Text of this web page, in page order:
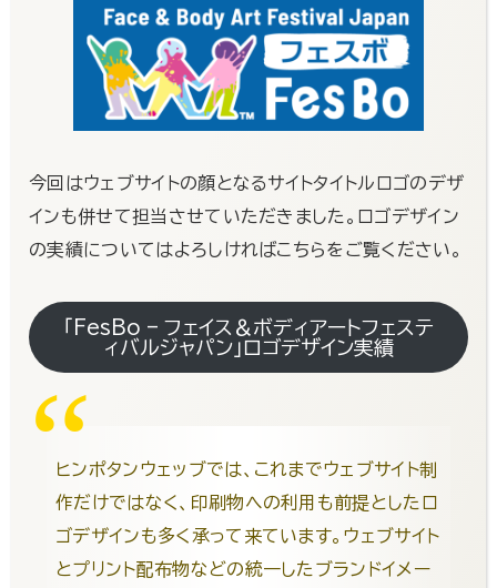
今回はウェブサイトの顔となるサイトタイトルロゴのデザ
インも併せて担当させていただきました。ロゴデザイン
の実績についてはよろしければこちらをご覧ください。
「FesBo – フェイス＆ボディアートフェステ
ィバルジャパン」ロゴデザイン実績
ヒンポタンウェッブでは、これまでウェブサイト制
作だけではなく、印刷物への利用も前提としたロ
ゴデザインも多く承って来ています。ウェブサイト
とプリント配布物などの統一したブランドイメー